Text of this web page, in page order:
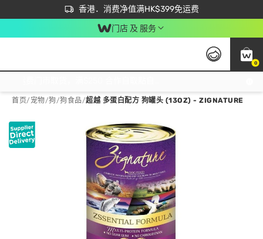
香港．消费净值满HK$399免运费
立即成为易赏钱会员尽享独家优惠
首次APP下单买满$450 输入 NEWAPP 即减$50
门店 及 服务
0
首页/ 宠物/狗/狗食品/超越 多蛋白配方 狗罐头 (13OZ) - ZIGNATURE